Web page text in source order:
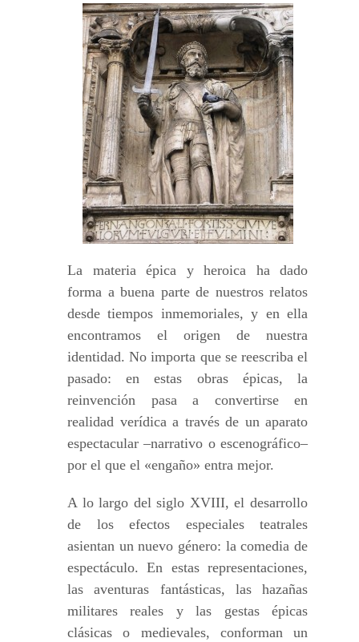
La materia épica y heroica ha dado
forma a buena parte de nuestros relatos
desde tiempos inmemoriales, y en ella
encontramos el origen de nuestra
identidad. No importa que se reescriba el
pasado: en estas obras épicas, la
reinvención pasa a convertirse en
realidad verídica a través de un aparato
espectacular –narrativo o escenográfico–
por el que el «engaño» entra mejor.
A lo largo del siglo XVIII, el desarrollo
de los efectos especiales teatrales
asientan un nuevo género: la comedia de
espectáculo. En estas representaciones,
las aventuras fantásticas, las hazañas
militares reales y las gestas épicas
clásicas o medievales, conforman un